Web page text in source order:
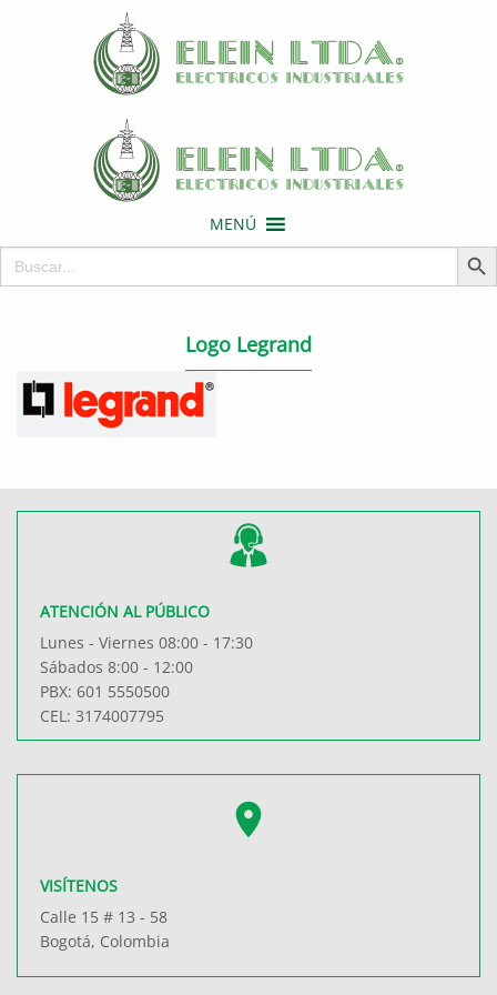
MENÚ
Buscar:
Botón de
Logo Legrand
ATENCIÓN AL PÚBLICO
Lunes - Viernes 08:00 - 17:30
Sábados 8:00 - 12:00
PBX: 601 5550500
CEL: 3174007795
VISÍTENOS
Calle 15 # 13 - 58
Bogotá, Colombia